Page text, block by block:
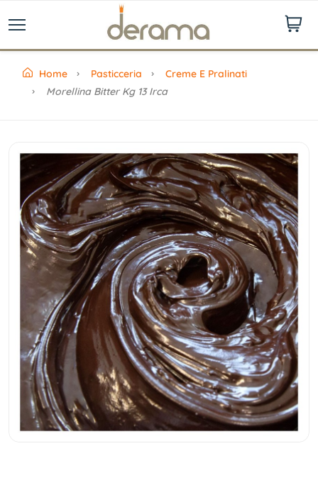
Home Pasticceria
Creme E Pralinati
Morellina Bitter Kg 13 Irca